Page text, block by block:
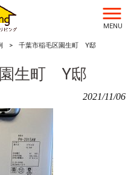
MENU
> 千葉市稲毛区園生町 Y邸
生町 Y邸
2021/11/06